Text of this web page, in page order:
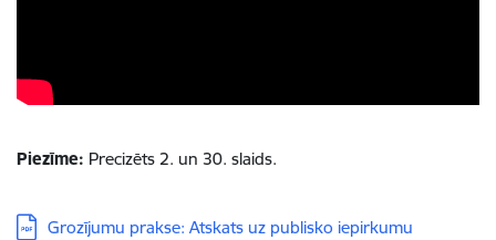
Piezīme: Precizēts 2. un 30. slaids.
Lejupielādēt:
Grozījumu prakse: Atskats uz publisko iepirkumu